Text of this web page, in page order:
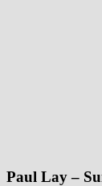
Paul Lay –